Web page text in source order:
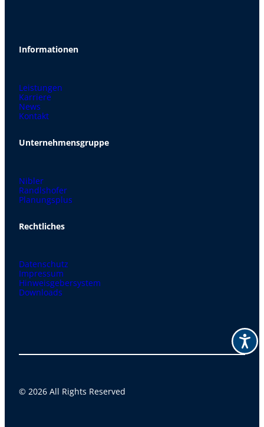
Informationen
Leistungen
Karriere
News
Kontakt
Unternehmensgruppe
Nibler
Randlshofer
Planungsplus
Rechtliches
Datenschutz
Impressum
Hinweisgebersystem
Downloads
© 2026 All Rights Reserved